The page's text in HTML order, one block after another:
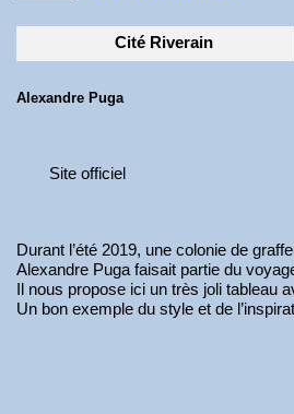
Cité Riverain
Alexandre Puga
Site officiel
Durant l’été 2019, une colonie de
Alexandre Puga faisait partie du
Il nous propose ici un très joli tableau
Un bon exemple du style et de